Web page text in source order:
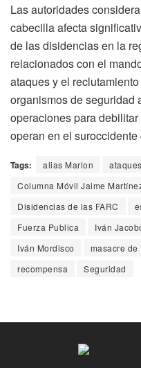
Las autoridades
cabecilla afecta
de las disidencias en la
relacionados con el
ataques y el
organismos de seguridad
operaciones para
operan en el
Tags: alias Marlon
Columna Móvil Jaime
Disidencias de las FARC
Fuerza Publica
Iván
Iván Mordisco
masacre de
recompensa
Seguridad